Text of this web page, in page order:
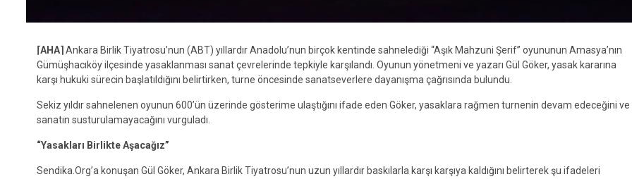
⌈AHA⌉ Ankara Birlik Tiyatrosu’nun (ABT) yıllardır Anadolu’nun birçok kentinde sahnelediği “Aşık Mahzuni Şerif” oyununun Amasya’nın
Gümüşhacıköy ilçesinde yasaklanması sanat çevrelerinde tepkiyle karşılandı. Oyunun yönetmeni ve yazarı Gül Göker, yasak kararına
karşı hukuki sürecin başlatıldığını belirtirken, turne öncesinde sanatseverlere dayanışma çağrısında bulundu.
Sekiz yıldır sahnelenen oyunun 600’ün üzerinde gösterime ulaştığını ifade eden Göker, yasaklara rağmen turnenin devam edeceğini ve
sanatın susturulamayacağını vurguladı.
“Yasakları Birlikte Aşacağız”
Sendika.Org’a konuşan Gül Göker, Ankara Birlik Tiyatrosu’nun uzun yıllardır baskılarla karşı karşıya kaldığını belirterek şu ifadeleri